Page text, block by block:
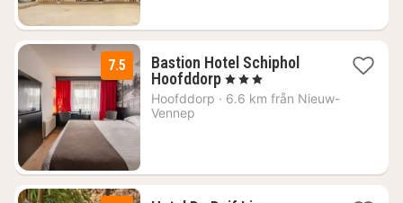
7.5
Bastion Hotel Schiphol
Hoofddorp1
natt
, 3 Stjärnor
Hoofddorp · 6.6 km från Nieuw-
Vennep